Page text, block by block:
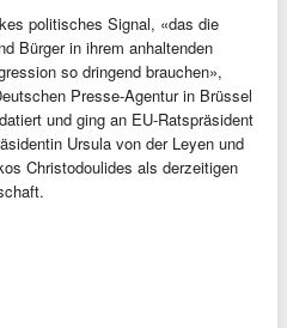
politisches Signal, «das die
Bürger in ihrem anhaltenden
so dringend brauchen»,
Presse-Agentur in Brüssel
und ging an EU-Ratspräsident
Ursula von der Leyen und
Christodoulides als derzeitigen